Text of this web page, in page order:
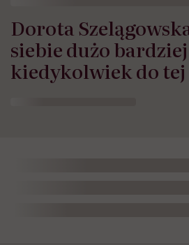
Dorota
siebie dużo
kiedykolwiek do